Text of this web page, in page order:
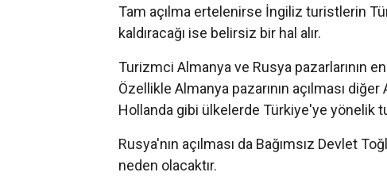
Tam açılma ertelenirse İngiliz turistlerin
kaldıracağı ise belirsiz bir hal alır.
Turizmci Almanya ve Rusya pazarlarının
Özellikle Almanya pazarının açılması
Hollanda gibi ülkelerde Türkiye'ye yönelik
Rusya'nın açılması da Bağımsız Devlet
neden olacaktır.